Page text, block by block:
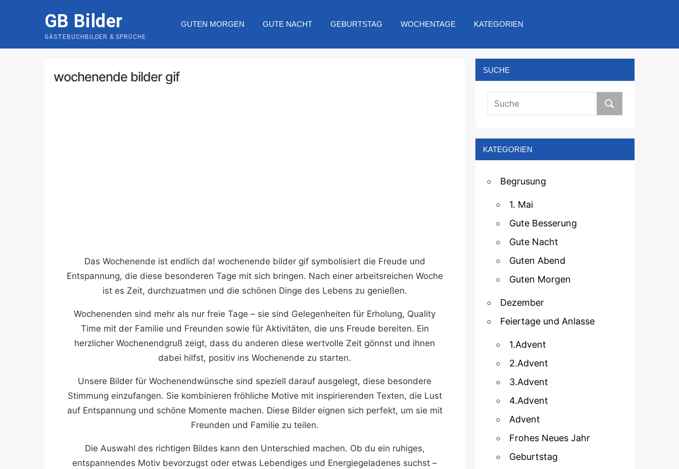
GB Bilder
GÄSTEBUCHBILDER & SPRÜCHE
GUTEN MORGEN GUTE NACHT GEBURTSTAG WOCHENTAGE KATEGORIEN
wochenende bilder gif
Das Wochenende ist endlich da! wochenende bilder gif symbolisiert die Freude und
Entspannung, die diese besonderen Tage mit sich bringen. Nach einer arbeitsreichen Woche
ist es Zeit, durchzuatmen und die schönen Dinge des Lebens zu genießen.
Wochenenden sind mehr als nur freie Tage – sie sind Gelegenheiten für Erholung, Quality
Time mit der Familie und Freunden sowie für Aktivitäten, die uns Freude bereiten. Ein
herzlicher Wochenendgruß zeigt, dass du anderen diese wertvolle Zeit gönnst und ihnen
dabei hilfst, positiv ins Wochenende zu starten.
Unsere Bilder für Wochenendwünsche sind speziell darauf ausgelegt, diese besondere
Stimmung einzufangen. Sie kombinieren fröhliche Motive mit inspirierenden Texten, die Lust
auf Entspannung und schöne Momente machen. Diese Bilder eignen sich perfekt, um sie mit
Freunden und Familie zu teilen.
Die Auswahl des richtigen Bildes kann den Unterschied machen. Ob du ein ruhiges,
entspannendes Motiv bevorzugst oder etwas Lebendiges und Energiegeladenes suchst –
SUCHE
KATEGORIEN
Begrusung
1. Mai
Gute Besserung
Gute Nacht
Guten Abend
Guten Morgen
Dezember
Feiertage und Anlasse
1.Advent
2.Advent
3.Advent
4.Advent
Advent
Frohes Neues Jahr
Geburtstag